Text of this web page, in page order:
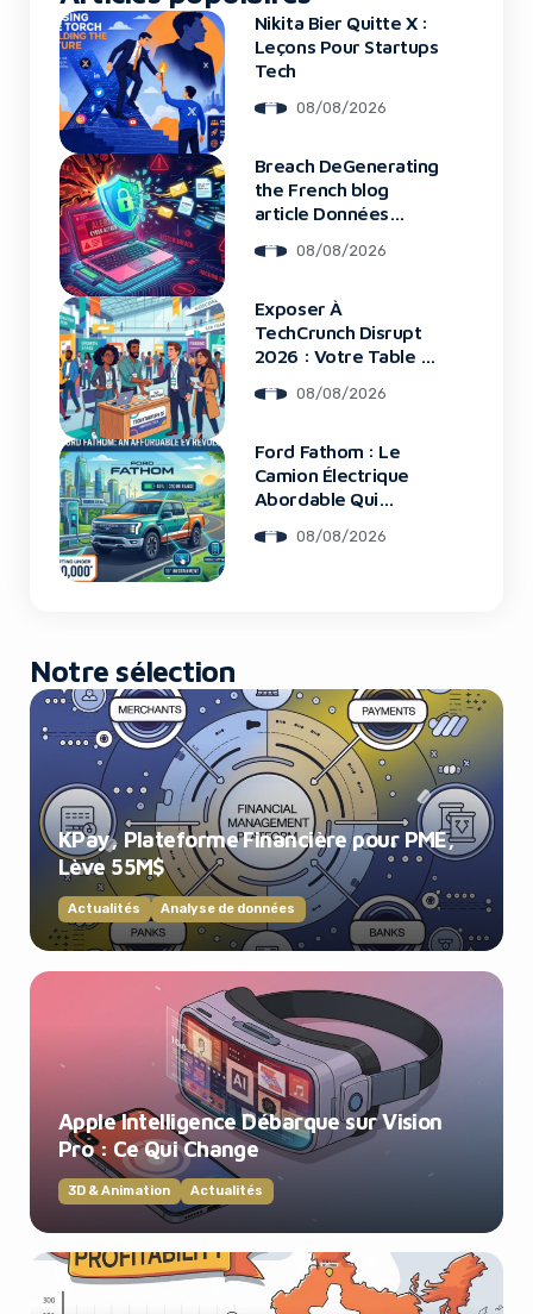
Nikita Bier Quitte X :
Leçons Pour Startups
Tech
08/08/2026
Breach DeGenerating
the French blog
article Données
Les Clients Touchés
08/08/2026
Exposer À
TechCrunch Disrupt
2026 : Votre Table Au
08/08/2026
Ford Fathom : Le
Camion Électrique
Abordable Qui
Marché08/08/2026
Notre sélection
KPay, Plateforme Financière pour PME,
Lève 55M$
Actualités Analyse de données
Apple Intelligence Débarque sur Vision
Pro : Ce Qui Change
3D & Animation Actualités
using an ad-blocker!
Yes, I will turn off Ad-Blocker
No Thanks